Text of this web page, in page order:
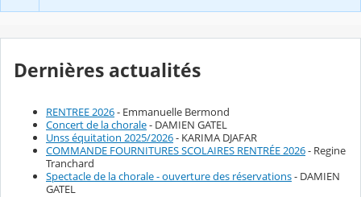
Dernières actualités
RENTREE 2026- Emmanuelle Bermond
Concert de la chorale- DAMIEN GATEL
Unss équitation 2025/2026- KARIMA DJAFAR
COMMANDE FOURNITURES SCOLAIRES RENTRÉE 2026- Regine
Tranchard
Spectacle de la chorale - ouverture des réservations- DAMIEN
GATEL